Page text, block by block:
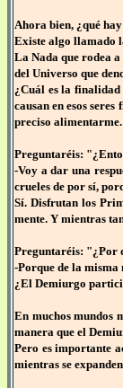
Ahora bien, ¿qué
Existe algo llamado
La Nada que rodea
del Universo que
¿Cuál es la
causan en esos
preciso alimentarme.
Preguntaréis:
-Voy a dar una
crueles de por sí,
Sí. Disfrutan los
mente. Y mientras
Preguntaréis: "¿Por
-Porque de la misma
¿El Demiurgo
En muchos mundos
manera que el
Pero es importante
mientras se